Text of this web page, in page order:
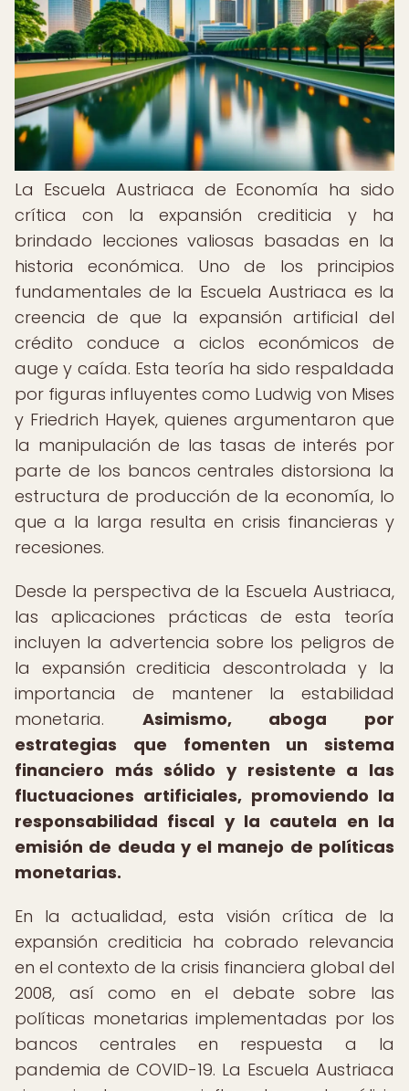
La Escuela Austriaca de Economía ha sido
crítica con la expansión crediticia y ha
brindado lecciones valiosas basadas en la
historia económica. Uno de los principios
fundamentales de la Escuela Austriaca es la
creencia de que la expansión artificial del
crédito conduce a ciclos económicos de
auge y caída. Esta teoría ha sido respaldada
por figuras influyentes como Ludwig von Mises
y Friedrich Hayek, quienes argumentaron que
la manipulación de las tasas de interés por
parte de los bancos centrales distorsiona la
estructura de producción de la economía, lo
que a la larga resulta en crisis financieras y
recesiones.
Desde la perspectiva de la Escuela Austriaca,
las aplicaciones prácticas de esta teoría
incluyen la advertencia sobre los peligros de
la expansión crediticia descontrolada y la
importancia de mantener la estabilidad
monetaria. Asimismo, aboga por
estrategias que fomenten un sistema
financiero más sólido y resistente a las
fluctuaciones artificiales, promoviendo la
responsabilidad fiscal y la cautela en la
emisión de deuda y el manejo de políticas
monetarias.
En la actualidad, esta visión crítica de la
expansión crediticia ha cobrado relevancia
en el contexto de la crisis financiera global del
2008, así como en el debate sobre las
políticas monetarias implementadas por los
bancos centrales en respuesta a la
pandemia de COVID-19. La Escuela Austriaca